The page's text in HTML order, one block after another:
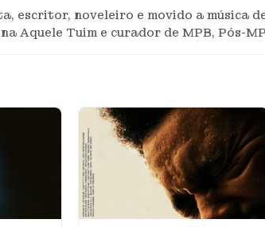
escritor, noveleiro e movido a música
Aquele Tuim e curador de MPB, Pós-